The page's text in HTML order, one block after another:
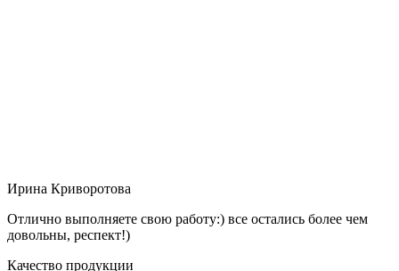
Ирина Криворотова
Отлично выполняете свою работу:) все остались более чем
довольны, респект!)
Качество продукции